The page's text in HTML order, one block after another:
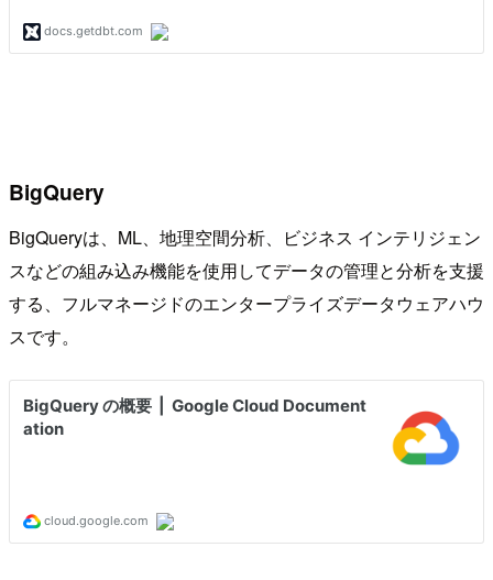
BigQuery
BigQueryは、ML、地理空間分析、ビジネス インテリジェン
スなどの組み込み機能を使用してデータの管理と分析を支援
する、フルマネージドのエンタープライズデータウェアハウ
スです。